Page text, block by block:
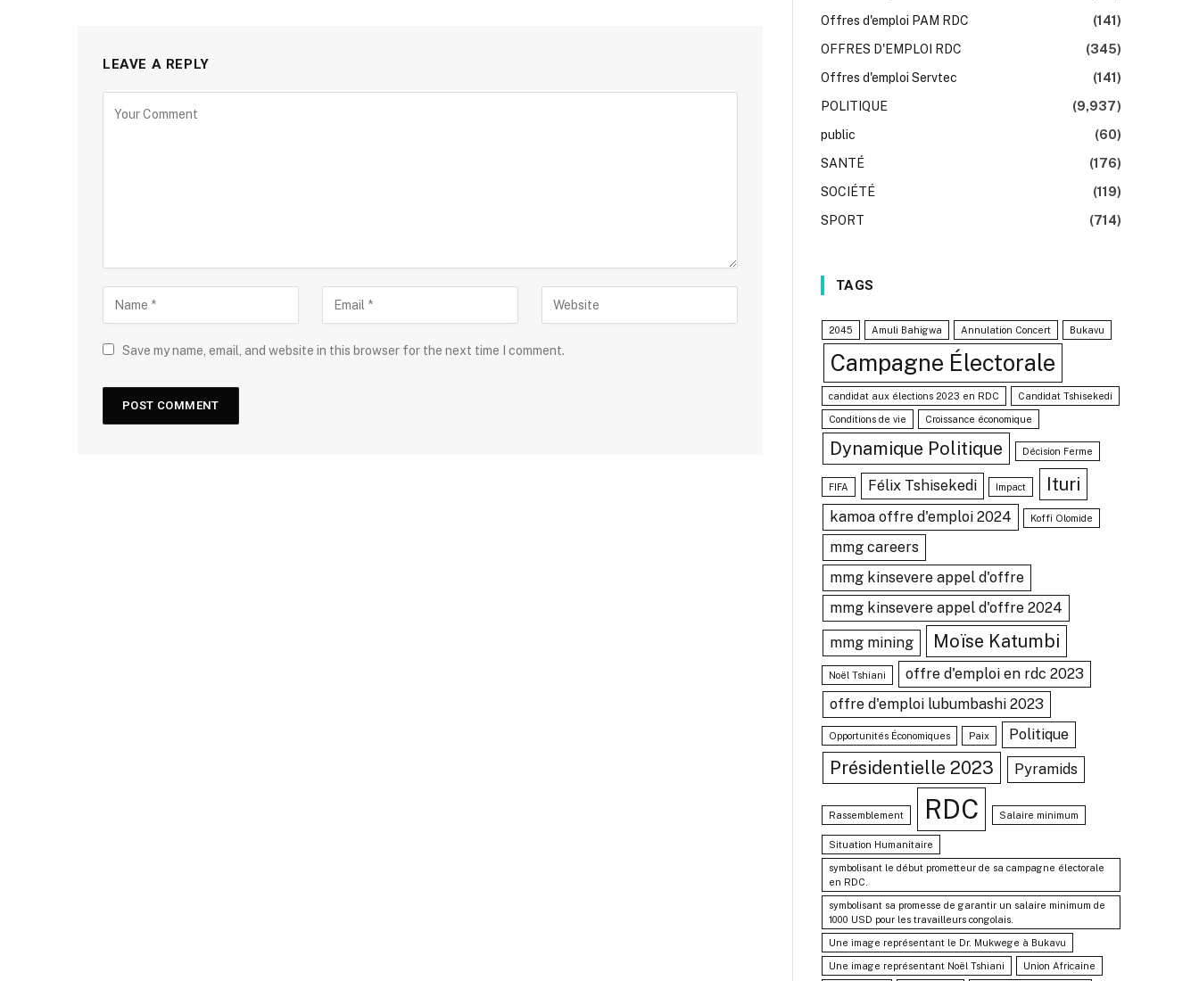
LEAVE A REPLY
Save my name, email, and website in this browser for the next time I comment.
Offres d'emploi PAM RDC
(141)
OFFRES D'EMPLOI RDC
(345)
Offres d'emploi Servtec
(141)
POLITIQUE
(9,937)
public
(60)
SANTÉ
(176)
SOCIÉTÉ
(119)
SPORT
(714)
TAGS
2045 Amuli Bahigwa Annulation Concert Bukavu
Campagne Électorale
candidat aux élections 2023 en RDC Candidat Tshisekedi
Conditions de vie Croissance économique
Dynamique Politique Décision Ferme
FIFA Félix Tshisekedi Impact Ituri
kamoa offre d'emploi 2024 Koffi Olomide
mmg careers
mmg kinsevere appel d'offre
mmg kinsevere appel d'offre 2024
mmg mining Moïse Katumbi
Noël Tshiani
offre d'emploi en rdc 2023
offre d'emploi lubumbashi 2023
Opportunités Économiques Paix Politique
Présidentielle 2023 Pyramids
Rassemblement RDC Salaire minimum
Situation Humanitaire
symbolisant le début prometteur de sa campagne électorale
en RDC.
symbolisant sa promesse de garantir un salaire minimum de
1000 USD pour les travailleurs congolais.
Une image représentant le Dr. Mukwege à Bukavu
Une image représentant Noël Tshiani Union Africaine